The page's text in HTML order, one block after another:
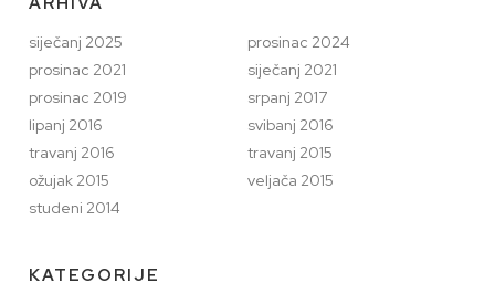
siječanj 2025
prosinac 2024
prosinac 2021
siječanj 2021
prosinac 2019
srpanj 2017
lipanj 2016
svibanj 2016
travanj 2016
travanj 2015
ožujak 2015
veljača 2015
studeni 2014
KATEGORIJE